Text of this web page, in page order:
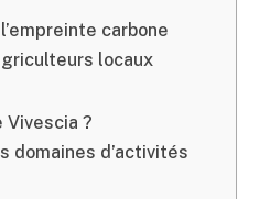
carbone
locaux
Vivescia ?
domaines d’activités